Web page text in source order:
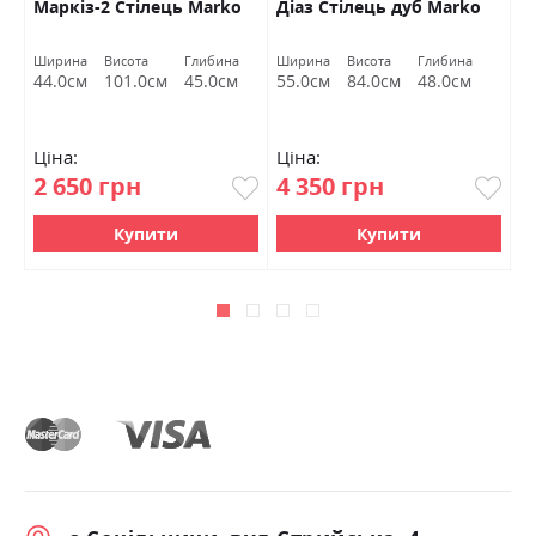
Маркіз-2 Стілець Marko
Ширина
44.0см
Висота
101.0см
Глибина
45.0см
Ціна:
2 650 грн
Купити
Діаз Стілець дуб Marko
Ширина
55.0см
Висота
84.0см
Глибина
48.0см
Ціна:
4 350 грн
Купити